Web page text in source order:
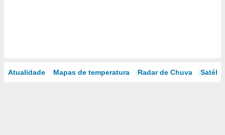
Atualidade Mapas de temperatura Radar de Chuva